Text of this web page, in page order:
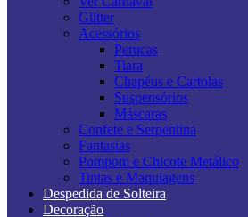
Glitter
Acessórios
Perucas
Tiara
Chapéus e Cartolas
Suspensórios
Máscaras
Confete e Serpentina
Fantasias
Pompom e Chicote Metálico
Tintas e Maquiagens
Despedida de Solteira
Decoração